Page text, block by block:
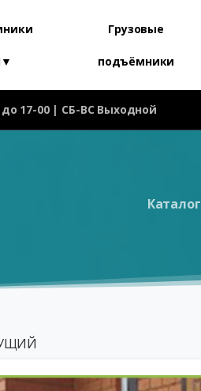
Грузовые
подъёмники
17-00 | СБ-ВС Выходной
Каталог